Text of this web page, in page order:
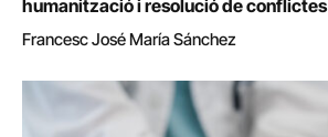
humanització i resolució de conflictes
Francesc José María Sánchez